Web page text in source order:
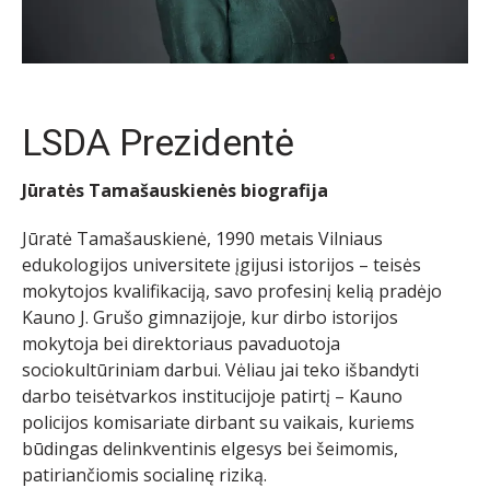
LSDA Prezidentė
Jūratės Tamašauskienės biografija
Jūratė Tamašauskienė, 1990 metais Vilniaus
edukologijos universitete įgijusi istorijos – teisės
mokytojos kvalifikaciją, savo profesinį kelią pradėjo
Kauno J. Grušo gimnazijoje, kur dirbo istorijos
mokytoja bei direktoriaus pavaduotoja
sociokultūriniam darbui. Vėliau jai teko išbandyti
darbo teisėtvarkos institucijoje patirtį – Kauno
policijos komisariate dirbant su vaikais, kuriems
būdingas delinkventinis elgesys bei šeimomis,
patiriančiomis socialinę riziką.